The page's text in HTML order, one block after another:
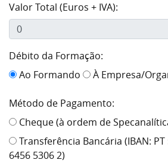
Valor Total (Euros + IVA):
Débito da Formação:
Ao Formando
À Empresa/
Método de Pagamento:
Cheque (à ordem de
Transferência Bancária (IBAN: PT
6456 5306 2)